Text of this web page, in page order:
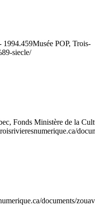
1994.459Musée POP, Trois-
siecle/
Fonds Ministère de la
documents/